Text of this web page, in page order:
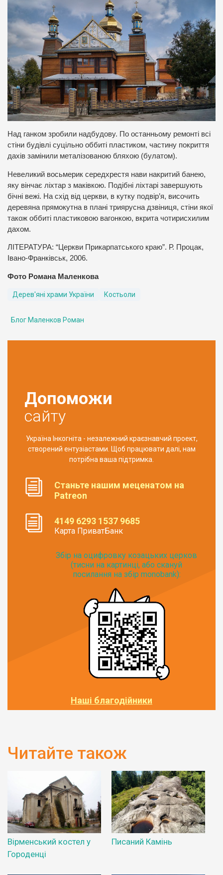
Над ганком зробили надбудову. По останньому ремонті всі
стіни будівлі суцільно оббиті пластиком, частину покриття
дахів замінили металізованою бляхою (булатом).
Невеликий восьмерик середхрестя нави накритий банею,
яку вінчає ліхтар з маківкою. Подібні ліхтарі завершують
бічні вежі. На схід від церкви, в кутку подвір’я, височить
деревяна прямокутна в плані триярусна дзвіниця, стіни якої
також оббиті пластиковою вагонкою, вкрита чотирисхилим
дахом.
ЛІТЕРАТУРА: “Церкви Прикарпатського краю”. Р. Процак,
Івано-Франківськ, 2006.
Фото Романа Маленкова
Дерев'яні храми України Костьоли
Блог Маленков Роман
Допоможи
сайту
Україна Інкогніта - незалежний краєзнавчий проект,
створений ентузіастами. Щоб працювати далі, нам
потрібна ваша підтримка.
Станьте нашим меценатом на
Patreon
4149 6293 1537 9685
Карта ПриватБанк
Збір на оцифровку козацьких церков
(тисни на картинці, або скануй
посилання на збір monobank):
Наші благодійники
Читайте також
Вірменський костел у
Городенці
Писаний Камінь